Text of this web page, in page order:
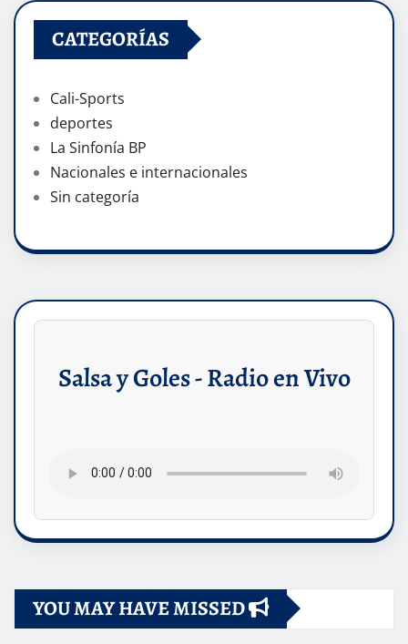
CATEGORÍAS
Cali-Sports
deportes
La Sinfonía BP
Nacionales e internacionales
Sin categoría
Salsa y Goles - Radio en Vivo
YOU MAY HAVE MISSED